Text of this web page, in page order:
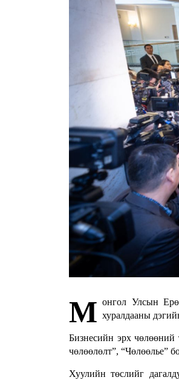
М онгол Улсын
хуралдааны
Бизнесийн эрх
чөлөөлөлт”, “Чөлөөлье”
Хуулийн төслийг